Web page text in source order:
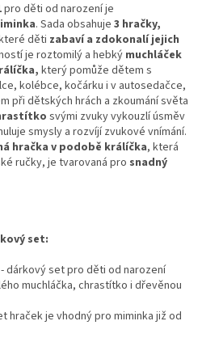
pro děti od narození je
. Sada obsahuje 3 hračky,
děti zabaví a zdokonalí jejich
je roztomilý a hebkýmuchláček
který pomůže dětem s
kolébce, kočárku i v autosedačce,
při dětských hrách a zkoumání světa
svými zvuky vykouzlí úsměv
smysly a rozvíjí zvukové vnímání.
hračka v podobě králíčka, která
ručky, je tvarovaná pro snadný
set:
- dárkový set pro děti od narození
muchláčka, chrastítko i dřevěnou
hraček je vhodný pro miminka již od